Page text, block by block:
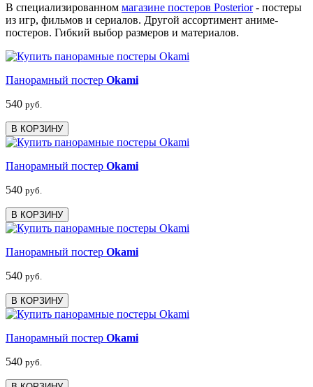
В специализированном магазине постеров Posterior- постеры
из игр, фильмов и сериалов. Другой ассортимент аниме-
постеров. Гибкий выбор размеров и материалов.
Панорамный постер Okami
540 руб.
В КОРЗИНУ
Панорамный постер Okami
540 руб.
В КОРЗИНУ
Панорамный постер Okami
540 руб.
В КОРЗИНУ
Панорамный постер Okami
540 руб.